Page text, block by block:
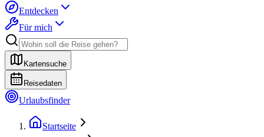
Entdecken
Für mich
Kartensuche
Reisedaten
Urlaubsfinder
Startseite